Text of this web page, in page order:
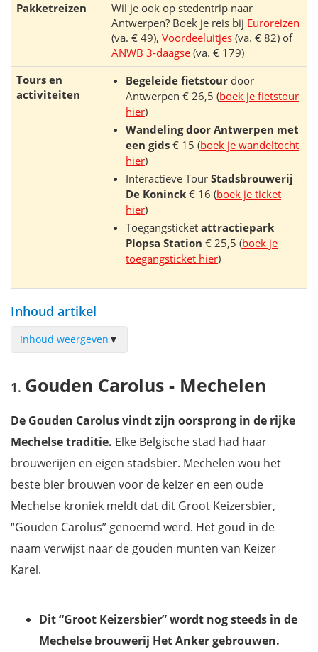
Pakketreizen
Wil je ook op stedentrip naar
Antwerpen? Boek je reis bij Euroreizen
(va. € 49), Voordeeluitjes (va. € 82) of
ANWB 3-daagse (va. € 179)
Tours en
activiteiten
Begeleide fietstour door
Antwerpen € 26,5 (boek je fietstour
hier)
Wandeling door Antwerpen met
een gids € 15 (boek je wandeltocht
hier)
Interactieve Tour Stadsbrouwerij
De Koninck € 16 (boek je ticket
hier)
Toegangsticket attractiepark
Plopsa Station € 25,5 (boek je
toegangsticket hier)
Inhoud artikel
Inhoud weergeven ▼
Liers Vlaaike
Brouwerij De Koninck - Antwerpen
Elixir d'Anvers
Patershof - Mechelen
Hotel August - Antwerpen
Yurt B&B Egelantier – Arendonk
Treelodge - Retie
Gouden Carolus - Mechelen
De Gouden Carolus vindt zijn oorsprong in de rijke
Mechelse traditie. Elke Belgische stad had haar
brouwerijen en eigen stadsbier. Mechelen wou het
beste bier brouwen voor de keizer en een oude
Mechelse kroniek meldt dat dit Groot Keizersbier,
“Gouden Carolus” genoemd werd. Het goud in de
naam verwijst naar de gouden munten van Keizer
Karel.
Dit “Groot Keizersbier” wordt nog steeds in de
Mechelse brouwerij Het Anker gebrouwen.